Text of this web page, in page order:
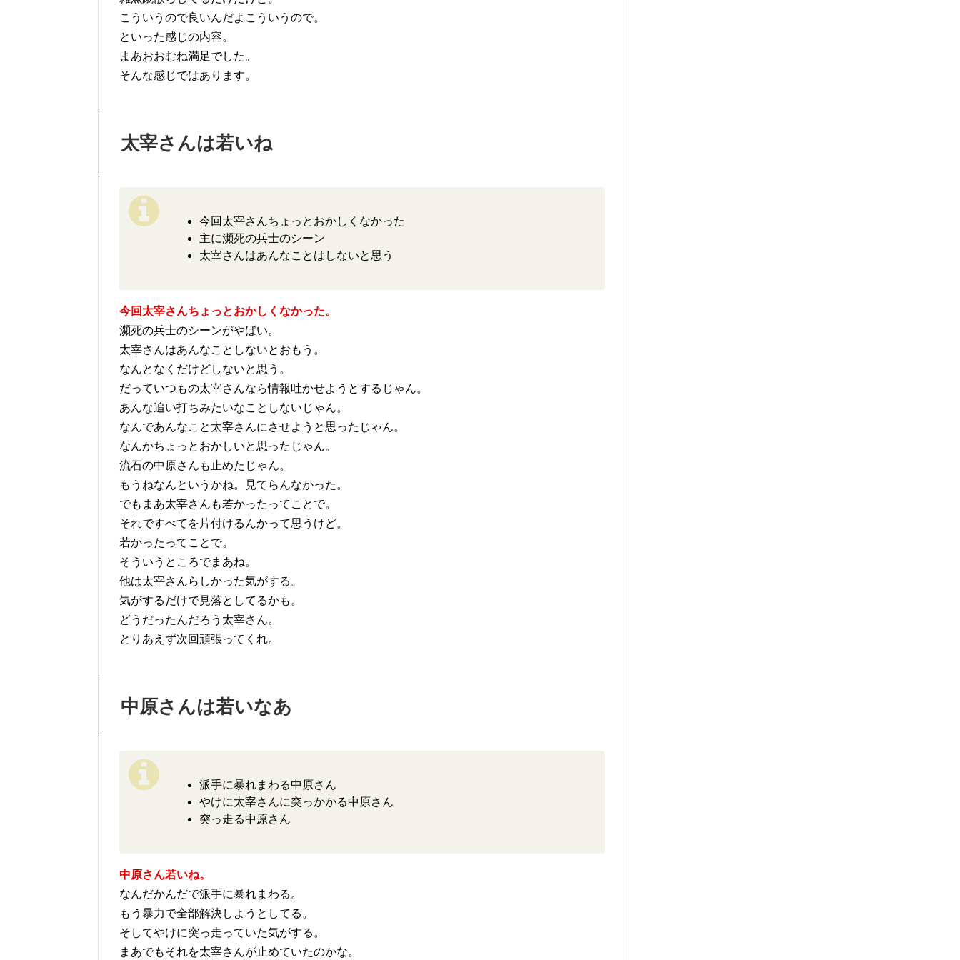
こういうので良いんだよこういうので。
といった感じの内容。
まあおおむね満足でした。
そんな感じではあります。
太宰さんは若いね
今回太宰さんちょっとおかしくなかった
主に瀕死の兵士のシーン
太宰さんはあんなことはしないと思う
今回太宰さんちょっとおかしくなかった。
瀕死の兵士のシーンがやばい。
太宰さんはあんなことしないとおもう。
なんとなくだけどしないと思う。
だっていつもの太宰さんなら情報吐かせようとするじゃん。
あんな追い打ちみたいなことしないじゃん。
なんであんなこと太宰さんにさせようと思ったじゃん。
なんかちょっとおかしいと思ったじゃん。
流石の中原さんも止めたじゃん。
もうねなんというかね。見てらんなかった。
でもまあ太宰さんも若かったってことで。
それですべてを片付けるんかって思うけど。
若かったってことで。
そういうところでまあね。
他は太宰さんらしかった気がする。
気がするだけで見落としてるかも。
どうだったんだろう太宰さん。
とりあえず次回頑張ってくれ。
中原さんは若いなあ
派手に暴れまわる中原さん
やけに太宰さんに突っかかる中原さん
突っ走る中原さん
中原さん若いね。
なんだかんだで派手に暴れまわる。
もう暴力で全部解決しようとしてる。
そしてやけに突っ走っていた気がする。
まあでもそれを太宰さんが止めていたのかな。